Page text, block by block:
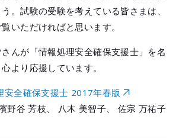
。試験の受験を考えている皆さまは、
いただければと思います。
んが「情報処理安全確保支援士」を名
より応援しています。
安全確保支援士 2017年春版
野谷 芳枝、 八木 美智子、 佐宗 万祐子